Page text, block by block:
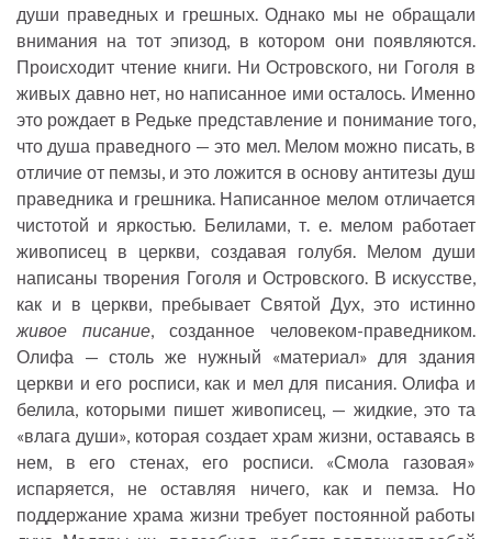
души праведных и грешных. Однако мы не обращали
внимания на тот эпизод, в котором они появляются.
Происходит чтение книги. Ни Островского, ни Гоголя в
живых давно нет, но написанное ими осталось. Именно
это рождает в Редьке представление и понимание того,
что душа праведного — это мел. Мелом можно писать, в
отличие от пемзы, и это ложится в основу антитезы душ
праведника и грешника. Написанное мелом отличается
чистотой и яркостью. Белилами, т. е. мелом работает
живописец в церкви, создавая голубя. Мелом души
написаны творения Гоголя и Островского. В искусстве,
как и в церкви, пребывает Святой Дух, это истинно
живое писание, созданное человеком-праведником.
Олифа — столь же нужный «материал» для здания
церкви и его росписи, как и мел для писания. Олифа и
белила, которыми пишет живописец, — жидкие, это та
«влага души», которая создает храм жизни, оставаясь в
нем, в его стенах, его росписи. «Смола газовая»
испаряется, не оставляя ничего, как и пемза. Но
поддержание храма жизни требует постоянной работы